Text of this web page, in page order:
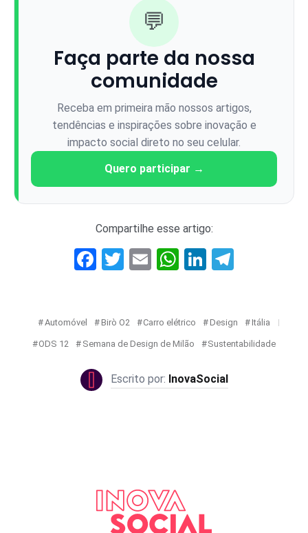
💬
Faça parte da nossa
comunidade
Receba em primeira mão nossos artigos,
tendências e inspirações sobre inovação e
impacto social direto no seu celular.
Quero participar →
Compartilhe esse artigo:
Facebook
Twitter
EmailWhatsApp
LinkedIn
Automóvel Birò O2 Carro elétrico Design Itália
ODS 12 Semana de Design de Milão Sustentabilidade
InovaSocial